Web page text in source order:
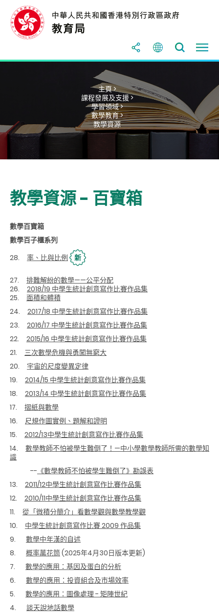
主頁 >
課程發展及支援 >
學習領域 >
數學教育 >
教學資源
教學資源 - 百寶箱
數學百寶箱
數學百子櫃系列
28. 率、比與比例 新
27. 排難解紛的數學——公平分配
26. 2018/19 中學生統計創意寫作比賽作品集
25. 面積和體積
24. 2017/18 中學生統計創意寫作比賽作品集
23. 2016/17 中學生統計創意寫作比賽作品集
22. 2015/16 中學生統計創意寫作比賽作品集
21. 三次數學危機與勇闖無窮大
20. 宇宙的尺度變異定律
19. 2014/15 中學生統計創意寫作比賽作品集
18. 2013/14 中學生統計創意寫作比賽作品集
17. 摺紙與數學
16. 尺規作圖實例、題解和證明
15. 2012/13中學生統計創意寫作比賽作品集
14. 數學教師不怕被學生難倒了！—中小學數學教師所需的數學知
識
-- 《數學教師不怕被學生難倒了》勘誤表
13. 2011/12中學生統計創意寫作比賽作品集
12. 2010/11中學生統計創意寫作比賽作品集
11. 從「微積分簡介」看數學觀與數學教學觀
10. 中學生統計創意寫作比賽 2009 作品集
9. 數學中年漢的自述
8. 概率萬花筒(2025年4月30日版本更新)
7. 數學的應用：基因及蛋白的分析
6. 數學的應用：投資組合及市場效率
5. 數學的應用：圖像處理 - 矩陣世紀
4. 談天說地話數學